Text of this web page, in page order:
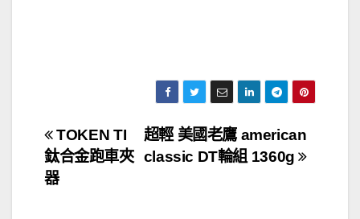
文
章
超輕 美國老鷹 american
classic DT輪組 1360g
TOKEN TI
鈦合金跑車夾
器